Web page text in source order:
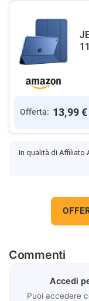
Offerta: 13,99 €
In qualità di Affiliato
Commenti
Accedi
Puoi accedere